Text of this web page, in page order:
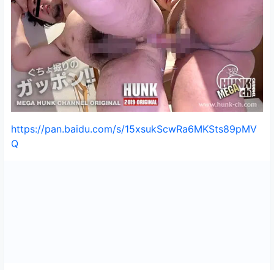
https://pan.baidu.com/s/15xsukScwRa6MKSts89pMV
Q